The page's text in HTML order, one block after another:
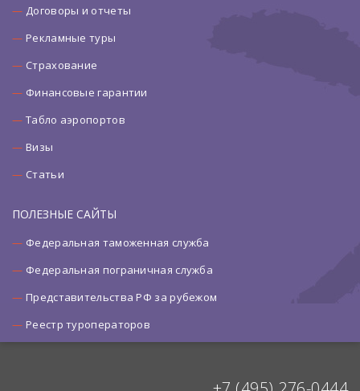
Договоры и отчеты
Рекламные туры
Страхование
Финансовые гарантии
Табло аэропортов
Визы
Статьи
ПОЛЕЗНЫЕ САЙТЫ
Федеральная таможенная служба
Федеральная пограничная служба
Представительства РФ за рубежом
Реестр туроператоров